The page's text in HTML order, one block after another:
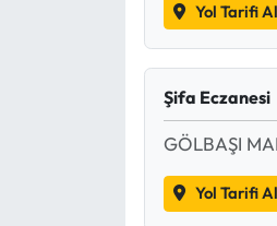
Yol Tarifi Al
Şifa Eczanesi
GÖLBAŞI
Yol Tarifi Al